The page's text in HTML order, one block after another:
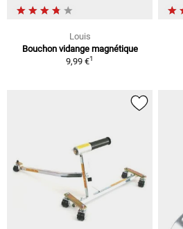
Louis
Bouchon vidange magnétique
9,99 €1